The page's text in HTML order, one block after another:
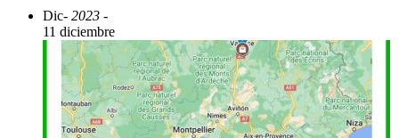
Dic- 2023 -
11 diciembre